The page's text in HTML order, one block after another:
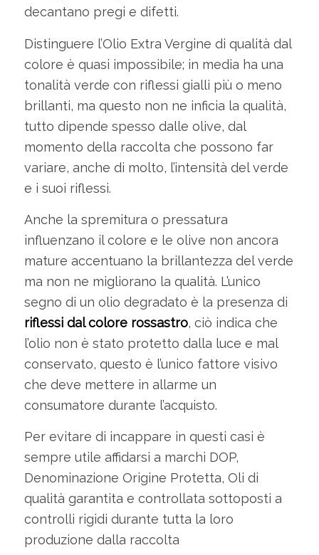
decantano pregi e difetti.
Distinguere l’Olio Extra Vergine di qualità dal
colore è quasi impossibile; in media ha una
tonalità verde con riflessi gialli più o meno
brillanti, ma questo non ne inficia la qualità,
tutto dipende spesso dalle olive, dal
momento della raccolta che possono far
variare, anche di molto, l’intensità del verde
e i suoi riflessi.
Anche la spremitura o pressatura
influenzano il colore e le olive non ancora
mature accentuano la brillantezza del verde
ma non ne migliorano la qualità. L’unico
segno di un olio degradato è la presenza di
riflessi dal colore rossastro, ciò indica che
l’olio non è stato protetto dalla luce e mal
conservato, questo è l’unico fattore visivo
che deve mettere in allarme un
consumatore durante l’acquisto.
Per evitare di incappare in questi casi è
sempre utile affidarsi a marchi DOP,
Denominazione Origine Protetta, Oli di
qualità garantita e controllata sottoposti a
controlli rigidi durante tutta la loro
produzione dalla raccolta